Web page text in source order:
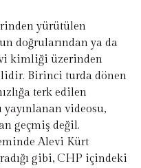
yürütülen
doğrularından ya da
kimliği üzerinden
Birinci turda dönen
terk edilen
yayınlanan videosu,
geçmiş değil.
Alevi Kürt
gibi, CHP içindeki